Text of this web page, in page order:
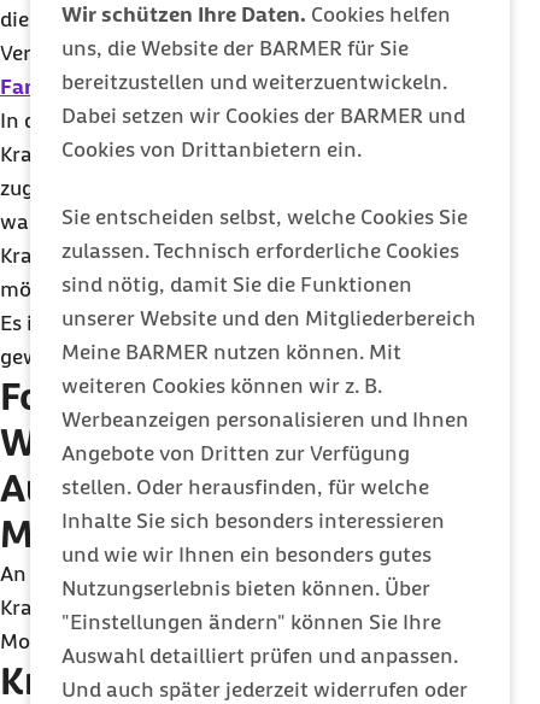
Wir schützen Ihre Daten. Cookies helfen
uns, die Website der BARMER für Sie
bereitzustellen und weiterzuentwickeln.
Dabei setzen wir Cookies der BARMER und
Cookies von Drittanbietern ein.
Sie entscheiden selbst, welche Cookies Sie
zulassen. Technisch erforderliche Cookies
sind nötig, damit Sie die Funktionen
unserer Website und den Mitgliederbereich
Meine BARMER nutzen können. Mit
weiteren Cookies können wir z. B.
Werbeanzeigen personalisieren und Ihnen
Angebote von Dritten zur Verfügung
stellen. Oder herausfinden, für welche
Inhalte Sie sich besonders interessieren
und wie wir Ihnen ein besonders gutes
Nutzungserlebnis bieten können. Über
"Einstellungen ändern" können Sie Ihre
Auswahl detailliert prüfen und anpassen.
Und auch später jederzeit widerrufen oder
die gesetzliche Krankenkasse, bei der zuletzt eine
Versicherung (eigene Versicherung oder
Familienversicherung) bestand.
In den Ausnahmefällen, in denen Beschäftigte ihr
Krankenkassenwahlrecht nicht selbst ausüben und
zugleich noch bei keiner Krankenkasse versichert
waren, hat sie der Arbeitgeber bei einer wählbaren
Krankenkasse anzumelden. Die Wahl unter den
möglichen Krankenkassen trifft das Unternehmen.
Es ist verpflichtet, seine Beschäftigten über die
gewählte Krankenkasse zu informieren.
Folgen einer
Wahlentscheidung –
Auslösen einer 12-
Monatsbindung
An eine aktive Wahlentscheidung für eine neue
Krankenkasse ist der Versicherte grundsätzlich 12
Monate gebunden.
Krankenkassenwahlrecht